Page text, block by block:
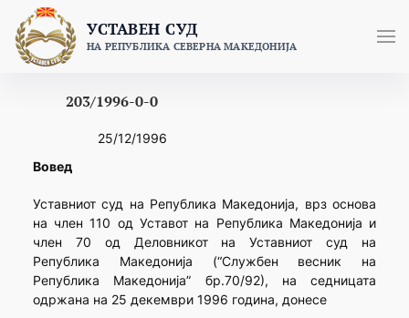
content
УСТАВЕН СУД
НА РЕПУБЛИКА СЕВЕРНА МАКЕДОНИЈА
203/1996-0-0
25/12/1996
Вовед
Уставниот суд на Република Македонија, врз основа
на член 110 од Уставот на Република Македонија и
член 70 од Деловникот на Уставниот суд на
Република Македонија (“Службен весник на
Република Македонија” бр.70/92), на седницата
одржана на 25 декември 1996 година, донесе